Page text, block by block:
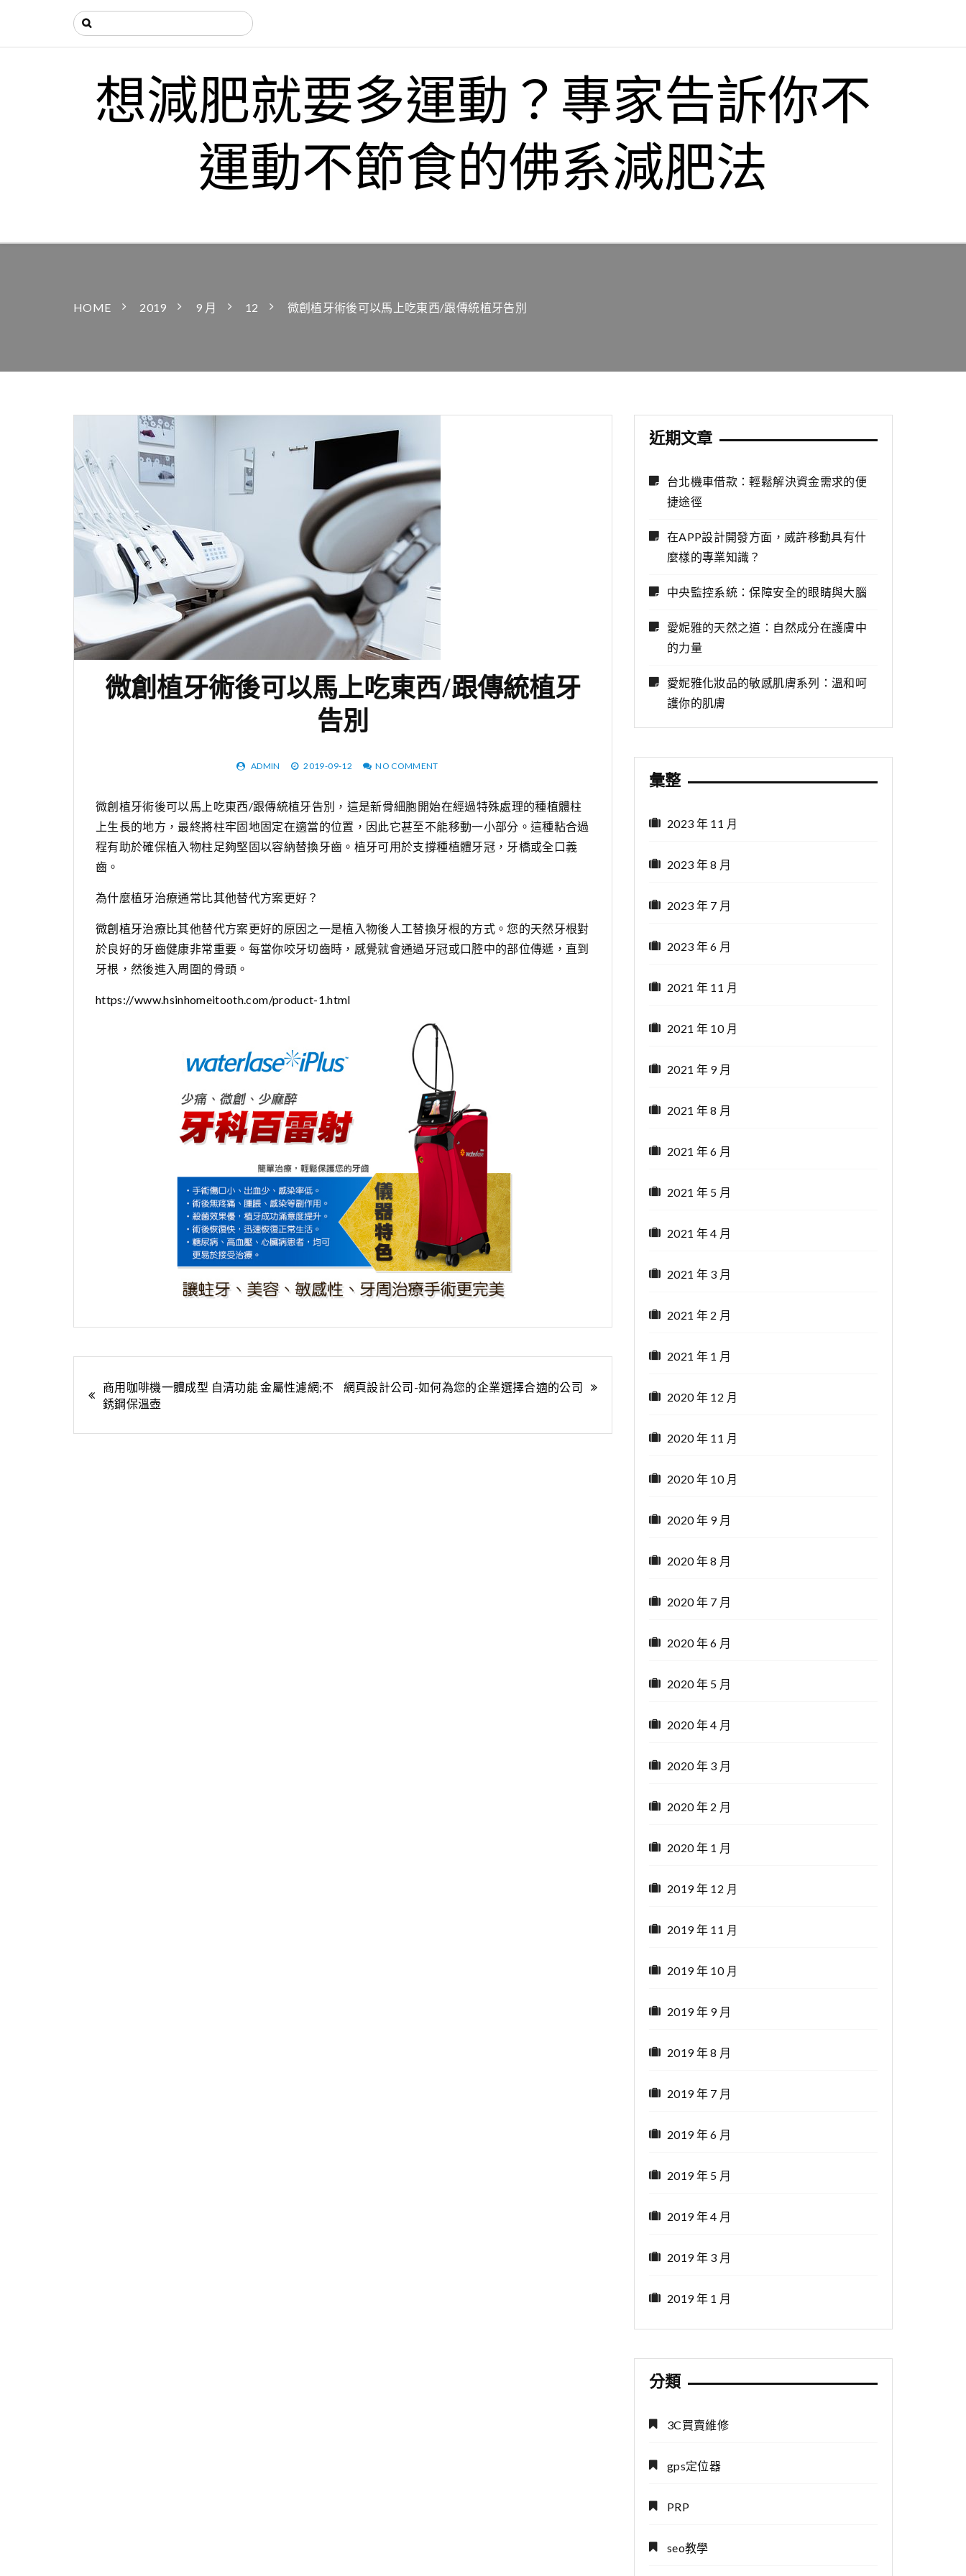
想減肥就要多運動？專家告訴你不
運動不節食的佛系減肥法
HOME 2019 9 月 12 微創植牙術後可以馬上吃東西/跟傳統植牙告別
微創植牙術後可以馬上吃東西/跟傳統植牙
告別
ADMIN 2019-09-12 NO COMMENT
微創植牙術後可以馬上吃東西/跟傳統植牙告別，這是新骨細胞開始在經過特殊處理的種植體柱
上生長的地方，最終將柱牢固地固定在適當的位置，因此它甚至不能移動一小部分。這種粘合過
程有助於確保植入物柱足夠堅固以容納替換牙齒。植牙可用於支撐種植體牙冠，牙橋或全口義
齒。
為什麼植牙治療通常比其他替代方案更好？
微創植牙治療比其他替代方案更好的原因之一是植入物後人工替換牙根的方式。您的天然牙根對
於良好的牙齒健康非常重要。每當你咬牙切齒時，感覺就會通過牙冠或口腔中的部位傳遞，直到
牙根，然後進入周圍的骨頭。
https://www.hsinhomeitooth.com/product-1.html
文
章
商用咖啡機一體成型 自清功能 金屬性濾網;不
銹鋼保溫壺
網頁設計公司-如何為您的企業選擇合適的公司
近期文章
台北機車借款：輕鬆解決資金需求的便
捷途徑
在APP設計開發方面，威許移動具有什
麼樣的專業知識？
中央監控系統：保障安全的眼睛與大腦
愛妮雅的天然之道：自然成分在護膚中
的力量
愛妮雅化妝品的敏感肌膚系列：溫和呵
護你的肌膚
彙整
2023 年 11 月
2023 年 8 月
2023 年 7 月
2023 年 6 月
2021 年 11 月
2021 年 10 月
2021 年 9 月
2021 年 8 月
2021 年 6 月
2021 年 5 月
2021 年 4 月
2021 年 3 月
2021 年 2 月
2021 年 1 月
2020 年 12 月
2020 年 11 月
2020 年 10 月
2020 年 9 月
2020 年 8 月
2020 年 7 月
2020 年 6 月
2020 年 5 月
2020 年 4 月
2020 年 3 月
2020 年 2 月
2020 年 1 月
2019 年 12 月
2019 年 11 月
2019 年 10 月
2019 年 9 月
2019 年 8 月
2019 年 7 月
2019 年 6 月
2019 年 5 月
2019 年 4 月
2019 年 3 月
2019 年 1 月
分類
3C買賣維修
gps定位器
PRP
seo教學